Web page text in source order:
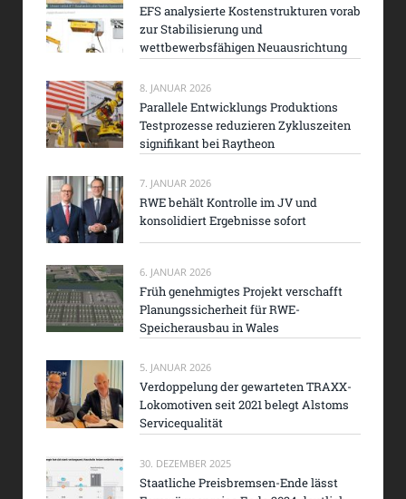
EFS analysierte Kostenstrukturen vorab
zur Stabilisierung und
wettbewerbsfähigen Neuausrichtung
8. JANUAR 2026
Parallele Entwicklungs Produktions
Testprozesse reduzieren Zykluszeiten
signifikant bei Raytheon
7. JANUAR 2026
RWE behält Kontrolle im JV und
konsolidiert Ergebnisse sofort
6. JANUAR 2026
Früh genehmigtes Projekt verschafft
Planungssicherheit für RWE-
Speicherausbau in Wales
5. JANUAR 2026
Verdoppelung der gewarteten TRAXX-
Lokomotiven seit 2021 belegt Alstoms
Servicequalität
30. DEZEMBER 2025
Staatliche Preisbremsen-Ende lässt